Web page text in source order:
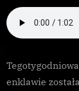
enklawie